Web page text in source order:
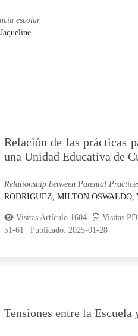
escolar
Relación de las prácticas
una Unidad Educativa de
Relationship between Parental
RODRIGUEZ, MILTON OSWALDO,
Visitas Artículo 1604 |
Visitas
51-61
Publicado: 2025-01-28
Tensiones entre la